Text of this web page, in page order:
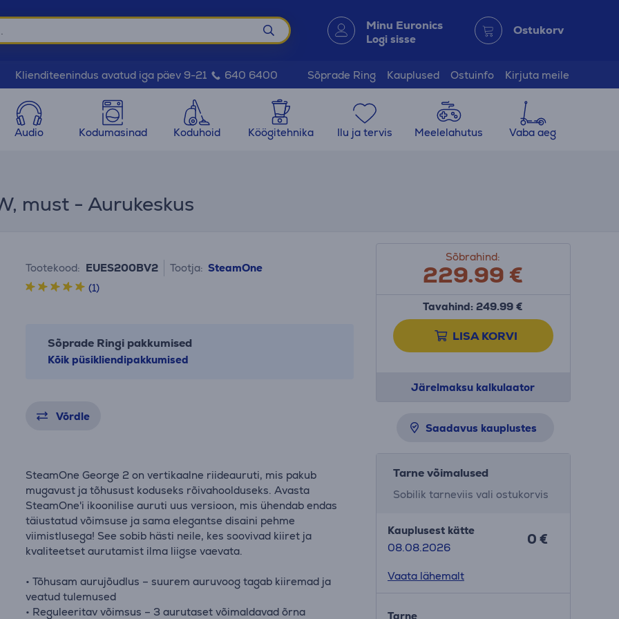
Minu Euronics
Logi sisse
Ostukorv
Klienditeenindus avatud iga päev 9-21 640 6400 Sõprade Ring Kauplused Ostuinfo Kirjuta meile
Audio Kodumasinad Koduhoid Köögitehnika Ilu ja tervis Meelelahutus Vaba aeg
must - Aurukeskus
Tootekood: EUES200BV2 Tootja: SteamOne
(1)
Sõprade Ringi pakkumised
Kõik püsikliendipakkumised
Võrdle
SteamOne George 2 on vertikaalne riideauruti, mis pakub
mugavust ja tõhusust koduseks rõivahoolduseks. Avasta
SteamOne'i ikoonilise auruti uus versioon, mis ühendab endas
täiustatud võimsuse ja sama elegantse disaini pehme
viimistlusega! See sobib hästi neile, kes soovivad kiiret ja
kvaliteetset aurutamist ilma liigse vaevata.
• Tõhusam aurujõudlus – suurem auruvoog tagab kiiremad ja
veatud tulemused
• Reguleeritav võimsus – 3 aurutaset võimaldavad õrna
Sõbrahind:
229.99€
Tavahind: 249.99 €
LISA KORVI
Järelmaksu kalkulaator
Saadavus kauplustes
Tarne võimalused
Sobilik tarneviis vali ostukorvis
Kauplusest kätte
08.08.2026
0 €
Vaata lähemalt
Tarne